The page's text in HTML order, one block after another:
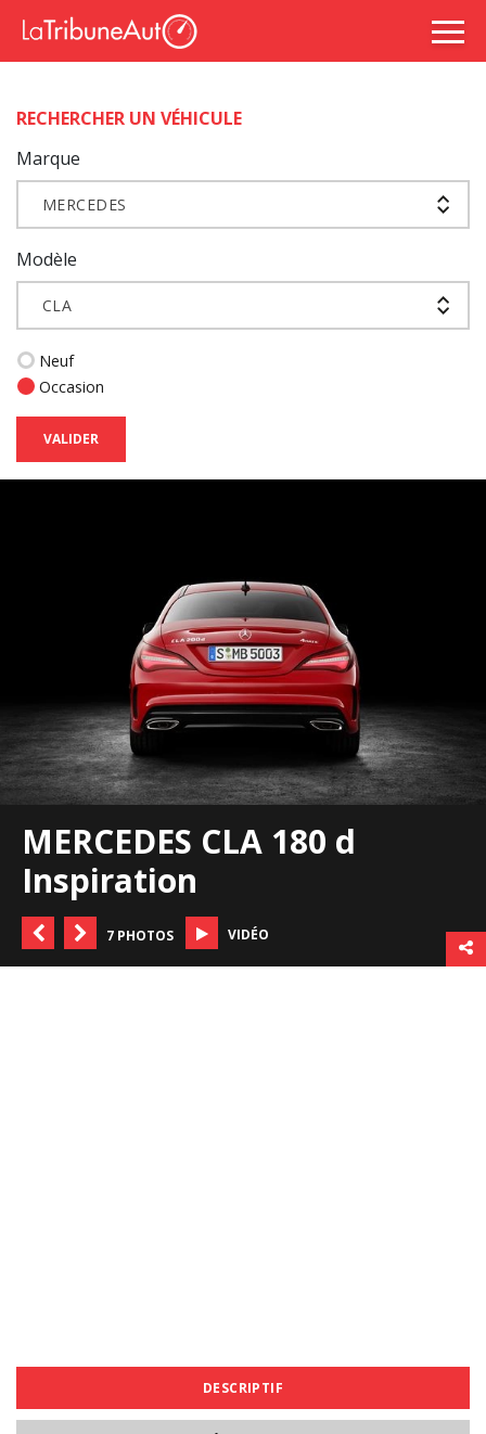
RECHERCHER UN VÉHICULE
Marque
MERCEDES
Modèle
CLA
Neuf
Occasion
VALIDER
MERCEDES CLA 180 d
Inspiration
7 PHOTOS VIDÉO
DESCRIPTIF